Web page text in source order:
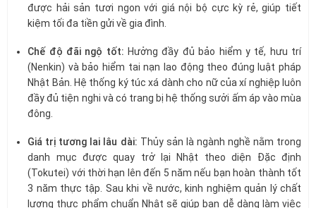
được hải sản tươi ngon với giá nội bộ cực kỳ rẻ, giúp tiết
kiệm tối đa tiền gửi về gia đình.
Chế độ đãi ngộ tốt: Hưởng đầy đủ bảo hiểm y tế, hưu trí
(Nenkin) và bảo hiểm tai nạn lao động theo đúng luật pháp
Nhật Bản. Hệ thống ký túc xá dành cho nữ của xí nghiệp luôn
đầy đủ tiện nghi và có trang bị hệ thống sưởi ấm áp vào mùa
đông.
Giá trị tương lai lâu dài: Thủy sản là ngành nghề nằm trong
danh mục được quay trở lại Nhật theo diện Đặc định
(Tokutei) với thời hạn lên đến 5 năm nếu bạn hoàn thành tốt
3 năm thực tập. Sau khi về nước, kinh nghiệm quản lý chất
lượng thực phẩm chuẩn Nhật sẽ giúp bạn dễ dàng làm việc